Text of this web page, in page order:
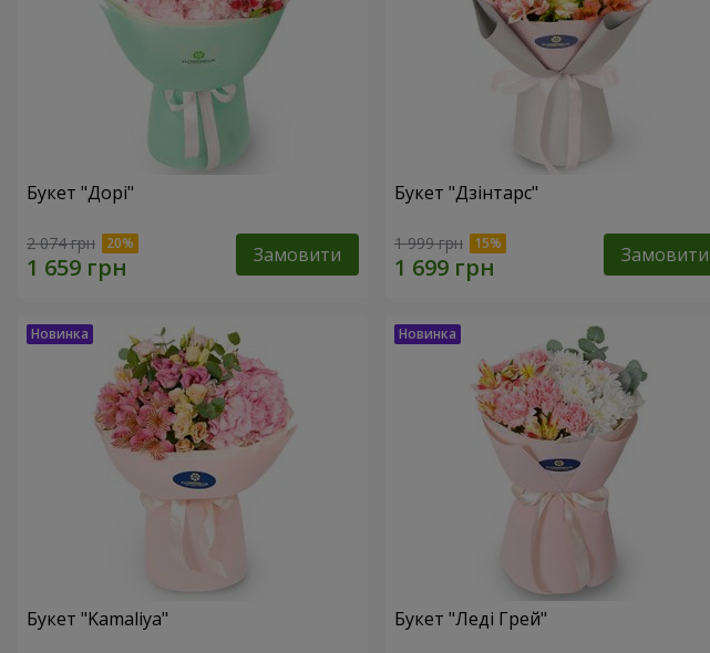
Букет "Дорі"
2 074 грн Замовити
Букет "Дзінтарс"
1 999 грн Замовити
Букет "Kamaliya" Букет "Леді Грей"